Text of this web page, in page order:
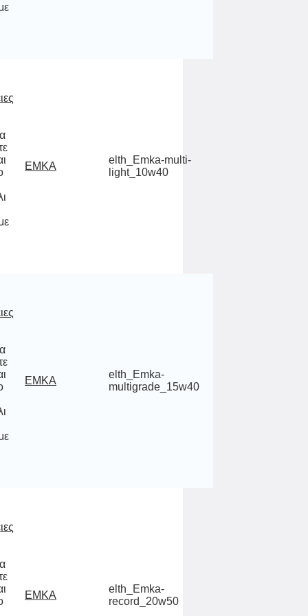
EMKA
elth_Emka-multi-
light_10w40
EMKA
elth_Emka-
multigrade_15w40
EMKA
elth_Emka-
record_20w50